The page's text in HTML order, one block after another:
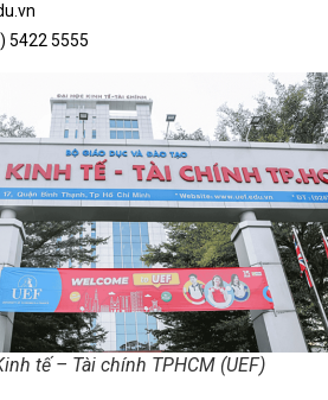
5422 5555
tế – Tài chính TPHCM (UEF)